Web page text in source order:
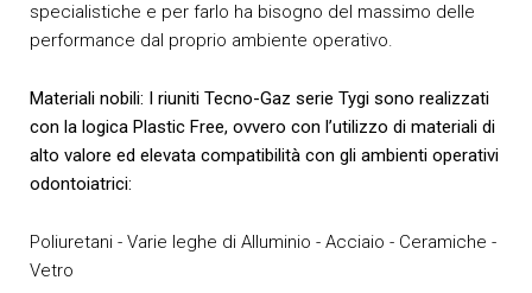
specialistiche e per farlo ha bisogno del massimo delle
performance dal proprio ambiente operativo.
Materiali nobili: I riuniti Tecno-Gaz serie Tygi sono realizzati
con la logica Plastic Free, ovvero con l’utilizzo di materiali di
alto valore ed elevata compatibilità con gli ambienti operativi
odontoiatrici:
Poliuretani - Varie leghe di Alluminio - Acciaio - Ceramiche -
Vetro